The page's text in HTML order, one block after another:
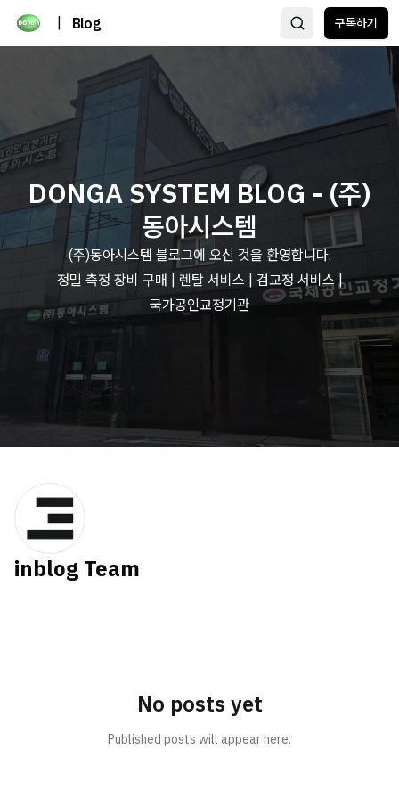
Blog 구독하기
DONGA SYSTEM BLOG - (주)
동아시스템
(주)동아시스템 블로그에 오신 것을 환영합니다.
정밀 측정 장비 구매 | 렌탈 서비스 | 검교정 서비스 |
국가공인교정기관
inblog Team
No posts yet
Published posts will appear here.